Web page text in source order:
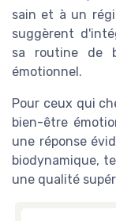
sain et à un
suggèrent
sa routine de
émotionnel.
Pour ceux qui
bien-être
une réponse
biodynamique,
une qualité